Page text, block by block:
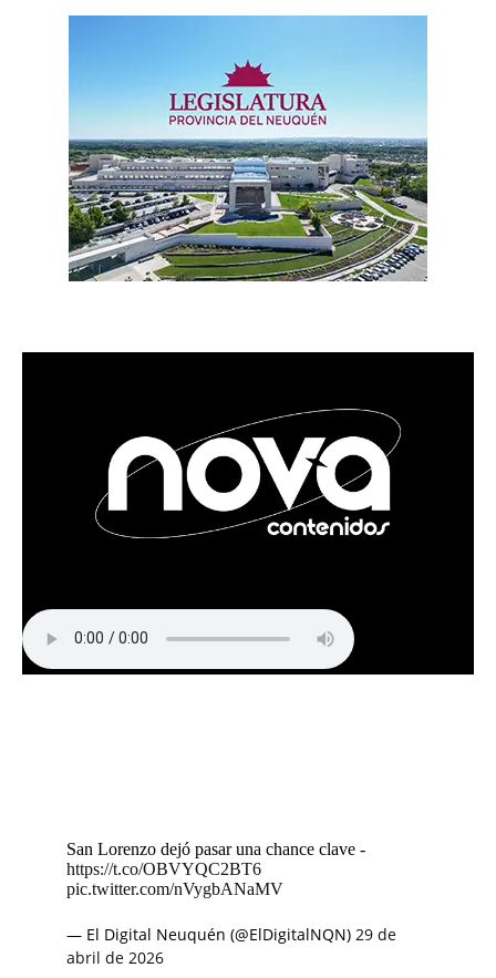
San Lorenzo dejó pasar una chance clave -
https://t.co/OBVYQC2BT6
pic.twitter.com/nVygbANaMV
— El Digital Neuquén (@ElDigitalNQN) 29 de
abril de 2026